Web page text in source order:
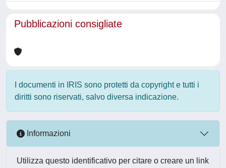
Pubblicazioni consigliate
I documenti in IRIS sono protetti da copyright e tutti i
diritti sono riservati, salvo diversa indicazione.
Informazioni
Utilizza questo identificativo per citare o creare un link